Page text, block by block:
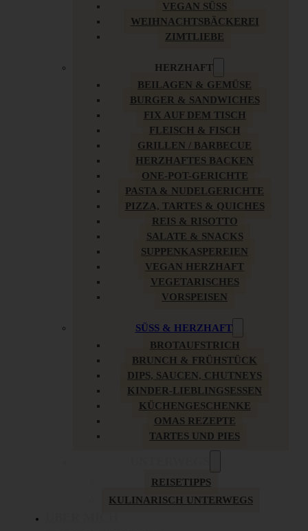
VEGAN SÜSS
WEIHNACHTSBÄCKEREI
ZIMTLIEBE
HERZHAFT
BEILAGEN & GEMÜSE
BURGER & SANDWICHES
FIX AUF DEM TISCH
FLEISCH & FISCH
GRILLEN / BARBECUE
HERZHAFTES BACKEN
ONE-POT-GERICHTE
PASTA & NUDELGERICHTE
PIZZA, TARTES & QUICHES
REIS & RISOTTO
SALATE & SNACKS
SUPPENKASPEREIEN
VEGAN HERZHAFT
VEGETARISCHES
VORSPEISEN
SÜSS & HERZHAFT
BROTAUFSTRICH
BRUNCH & FRÜHSTÜCK
DIPS, SAUCEN, CHUTNEYS
KINDER-LIEBLINGSESSEN
KÜCHENGESCHENKE
OMAS REZEPTE
TARTES UND PIES
REISETIPPS
KULINARISCH UNTERWEGS